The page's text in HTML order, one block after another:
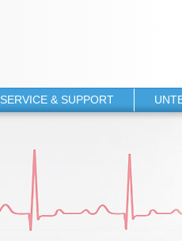
SERVICE & SUPPORT
Software-Downloads
Servicevertrag